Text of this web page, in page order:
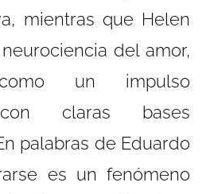
mientras que Helen
del amor,
un impulso
con claras bases
palabras de Eduardo
es un fenómeno